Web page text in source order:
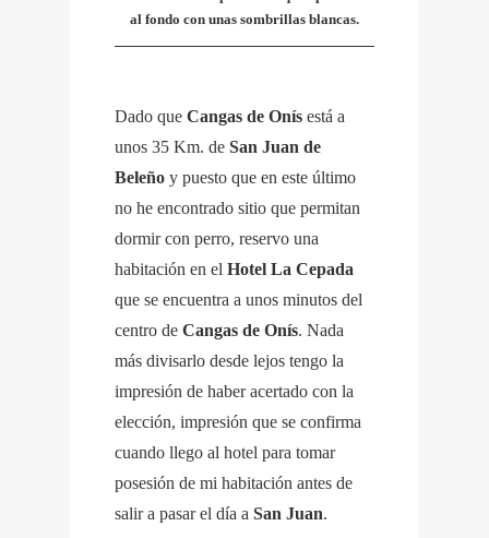
al fondo con unas sombrillas blancas.
Dado que Cangas de Onís está a
unos 35 Km. de San Juan de
Beleño y puesto que en este último
no he encontrado sitio que permitan
dormir con perro, reservo una
habitación en el Hotel La Cepada
que se encuentra a unos minutos del
centro de Cangas de Onís. Nada
más divisarlo desde lejos tengo la
impresión de haber acertado con la
elección, impresión que se confirma
cuando llego al hotel para tomar
posesión de mi habitación antes de
salir a pasar el día a San Juan.